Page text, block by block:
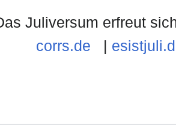
Juliversum erfreut
corrs.de
|